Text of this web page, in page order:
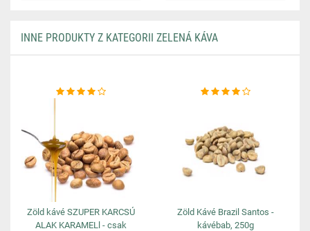
INNE PRODUKTY Z KATEGORII ZELENÁ KÁVA
Zöld kávé SZUPER KARCSÚ
ALAK KARAMELl - csak
Zöld Kávé Brazil Santos -
kávébab, 250g